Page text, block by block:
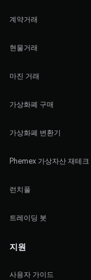
계약거래
현물거래
마진 거래
가상화폐 구매
가상화폐 변환기
Phemex 가상자산 재테크
런치풀
트레이딩 봇
지원
사용자 가이드